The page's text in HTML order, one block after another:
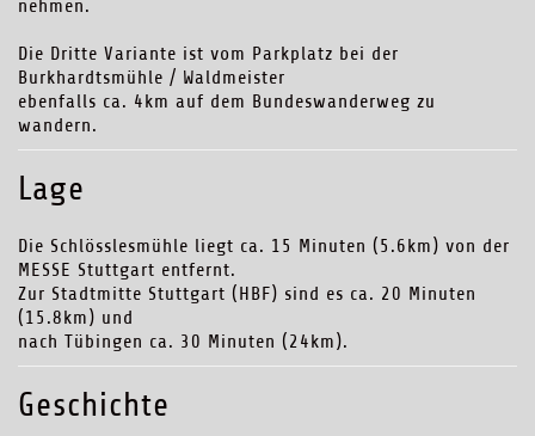
nehmen.
Die Dritte Variante ist vom Parkplatz bei der
Burkhardtsmühle / Waldmeister
ebenfalls ca. 4km auf dem Bundeswanderweg zu
wandern.
Lage
Die Schlösslesmühle liegt ca. 15 Minuten (5.6km) von der
MESSE Stuttgart entfernt.
Zur Stadtmitte Stuttgart (HBF) sind es ca. 20 Minuten
(15.8km) und
nach Tübingen ca. 30 Minuten (24km).
Geschichte